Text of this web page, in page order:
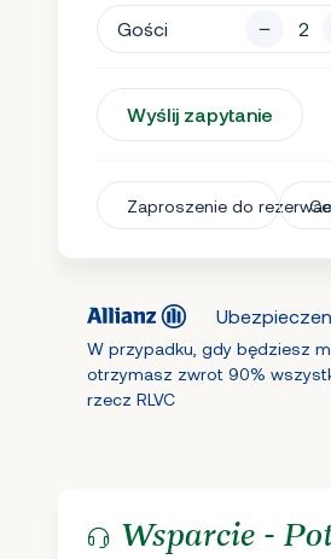
Gości
Wyślij zapytanie
Zaproszenie do
W przypadku, gdy będziesz
otrzymasz zwrot 90%
rzecz RLVC
Wsparcie -